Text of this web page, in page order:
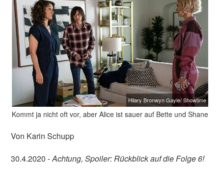
Hilary Bronwyn Gayle/ Showtime
Kommt ja nicht oft vor, aber Alice ist sauer auf Bette und Shane
Von Karin Schupp
30.4.2020 -Achtung, Spoiler: Rückblick auf die Folge 6!